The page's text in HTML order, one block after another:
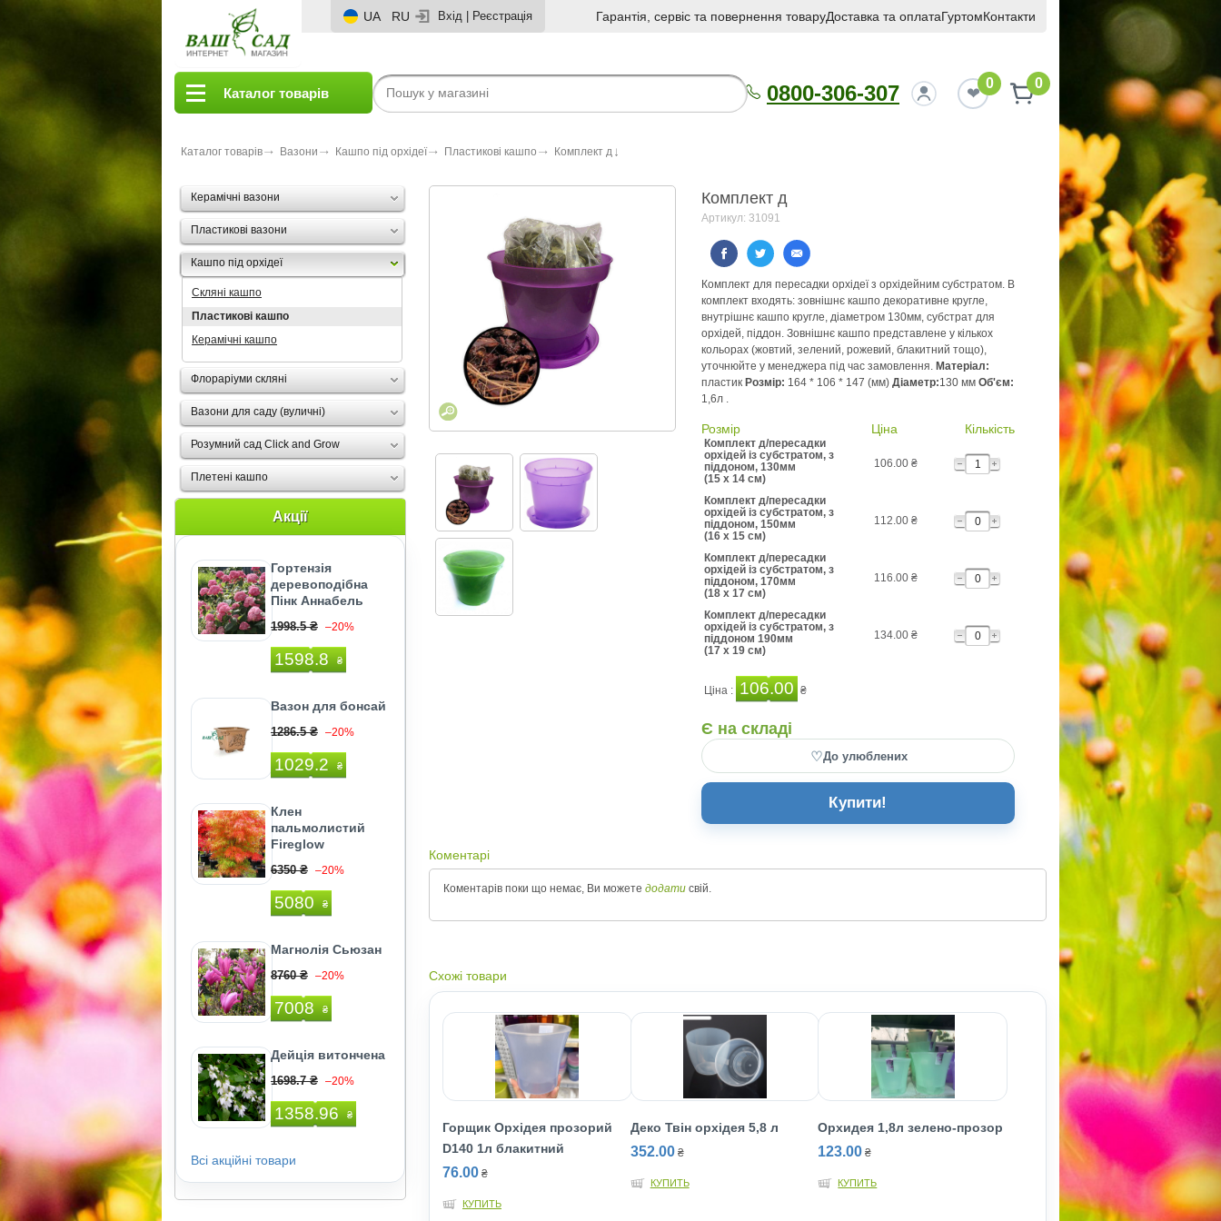
UA RU Вхід Реєстрація Гарантія, сервіс та повернення товаруДоставка та оплатаГуртомКонтакти
Каталог товарів 0800-306-307 0 0
Каталог товарів Вазони Кашпо під орхідеї Пластикові кашпо Комплект д
Керамічні вазони
Пластикові вазони
Кашпо під орхідеї
Скляні кашпо
Пластикові кашпо
Керамічні кашпо
Флораріуми скляні
Вазони для саду (вуличні)
Розумний сад Click and Grow
Плетені кашпо
Акції
Гортензія
деревоподібна
Пінк Аннабель
1998.5 ₴ –20%
1598.8 ₴
Вазон для бонсай
1286.5 ₴ –20%
1029.2 ₴
Клен
пальмолистий
Fireglow
6350 ₴ –20%
5080 ₴
Магнолія Сьюзан
8760 ₴ –20%
7008 ₴
Дейція витончена
1698.7 ₴ –20%
1358.96 ₴
Всі акційні товари
Комплект д
Артикул: 31091
Комплект для пересадки орхідеї з орхідейним субстратом. В
комплект входять: зовнішнє кашпо декоративне кругле,
внутрішнє кашпо кругле, діаметром 130мм, субстрат для
орхідей, піддон. Зовнішнє кашпо представлене у кількох
кольорах (жовтий, зелений, рожевий, блакитний тощо),
уточнюйте у менеджера під час замовлення. Матеріал:
пластик Розмір: 164 * 106 * 147 (мм) Діаметр:130 мм Об'єм:
1,6л .
Розмір Ціна Кількість
Комплект д/пересадки
орхідей із субстратом, з
піддоном, 130мм
(15 x 14 см)
106.00 ₴
Комплект д/пересадки
орхідей із субстратом, з
піддоном, 150мм
(16 x 15 см)
112.00 ₴
Комплект д/пересадки
орхідей із субстратом, з
піддоном, 170мм
(18 x 17 см)
116.00 ₴
Комплект д/пересадки
орхідей із субстратом, з
піддоном 190мм
(17 x 19 см)
134.00 ₴
Ціна : 106.00 ₴
Є на складі
♡До улюблених
Купити!
Коментарі
Коментарів поки що немає, Ви можете додати свій.
Схожі товари
Горщик Орхідея прозорий
D140 1л блакитний
76.00 ₴
КУПИТЬ
Деко Твін орхідея 5,8 л
352.00 ₴
КУПИТЬ
Орхидея 1,8л зелено-прозор
123.00 ₴
КУПИТЬ